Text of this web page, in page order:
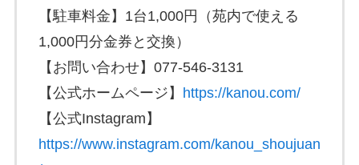
【駐車料金】1台1,000円（苑内で使える
1,000円分金券と交換）
【お問い合わせ】077-546-3131
【公式ホームページ】
https://kanou.com/
【公式Instagram】
https://www.instagram.com/kanou_shoujuan